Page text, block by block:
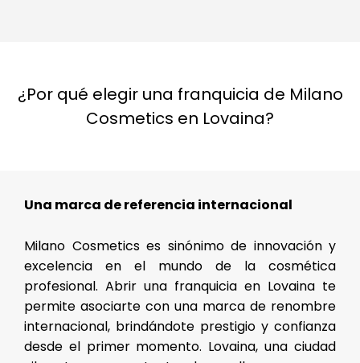
¿Por qué elegir una franquicia de Milano
Cosmetics en Lovaina?
Una marca de referencia internacional
Milano Cosmetics es sinónimo de innovación y
excelencia en el mundo de la cosmética
profesional. Abrir una franquicia en Lovaina te
permite asociarte con una marca de renombre
internacional, brindándote prestigio y confianza
desde el primer momento. Lovaina, una ciudad